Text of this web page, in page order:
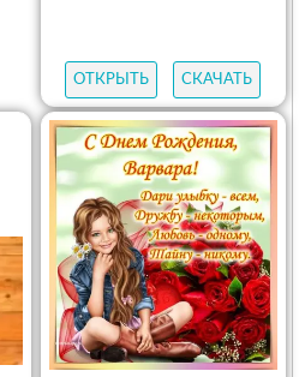
ОТКРЫТЬ СКАЧАТЬ